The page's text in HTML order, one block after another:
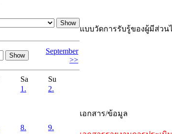
September
>>
Sa
Su
1.
2.
8. 9.
แบบวัดการรับรู้ของผู้มีส่วน
เอกสาร/ข้อมูล